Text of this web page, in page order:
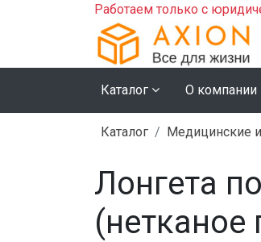
Работаем только с
Каталог О компании
Каталог Медицинские
Лонгета